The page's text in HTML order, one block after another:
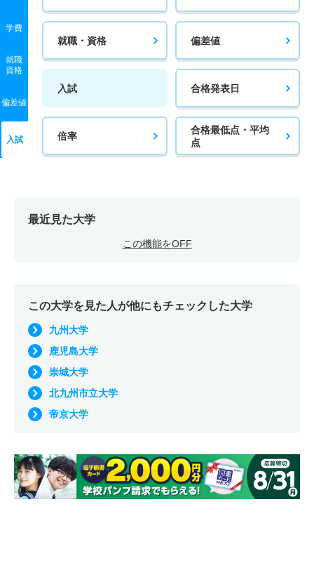
学費
就職
資格
偏差値
入試
就職・資格 偏差値
入試 合格発表日
倍率
合格最低点・平均
点
最近見た大学
この機能をOFF
この大学を見た人が他にもチェックした大学
九州大学
鹿児島大学
崇城大学
北九州市立大学
帝京大学